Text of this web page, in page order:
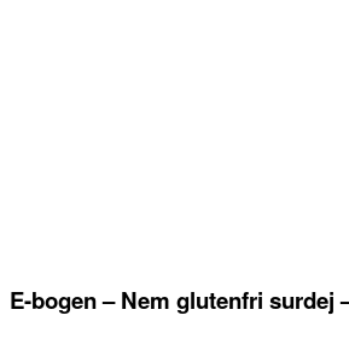
E-bogen – Nem glutenfri surdej